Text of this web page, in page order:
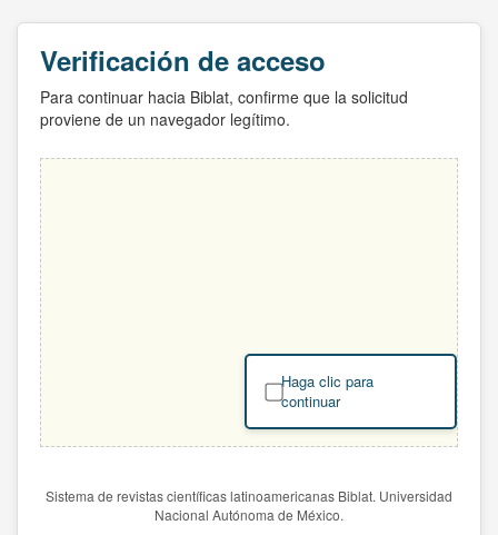
Verificación de acceso
Para continuar hacia Biblat, confirme que la solicitud
proviene de un navegador legítimo.
Haga clic para
continuar
Sistema de revistas científicas latinoamericanas Biblat. Universidad
Nacional Autónoma de México.